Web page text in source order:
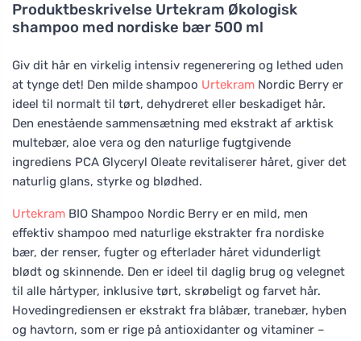
Produktbeskrivelse Urtekram Økologisk
shampoo med nordiske bær 500 ml
Giv dit hår en virkelig intensiv regenerering og lethed uden
at tynge det! Den milde shampoo Urtekram Nordic Berry er
ideel til normalt til tørt, dehydreret eller beskadiget hår.
Den enestående sammensætning med ekstrakt af arktisk
multebær, aloe vera og den naturlige fugtgivende
ingrediens PCA Glyceryl Oleate revitaliserer håret, giver det
naturlig glans, styrke og blødhed.
Urtekram BIO Shampoo Nordic Berry er en mild, men
effektiv shampoo med naturlige ekstrakter fra nordiske
bær, der renser, fugter og efterlader håret vidunderligt
blødt og skinnende. Den er ideel til daglig brug og velegnet
til alle hårtyper, inklusive tørt, skrøbeligt og farvet hår.
Hovedingrediensen er ekstrakt fra blåbær, tranebær, hyben
og havtorn, som er rige på antioxidanter og vitaminer –